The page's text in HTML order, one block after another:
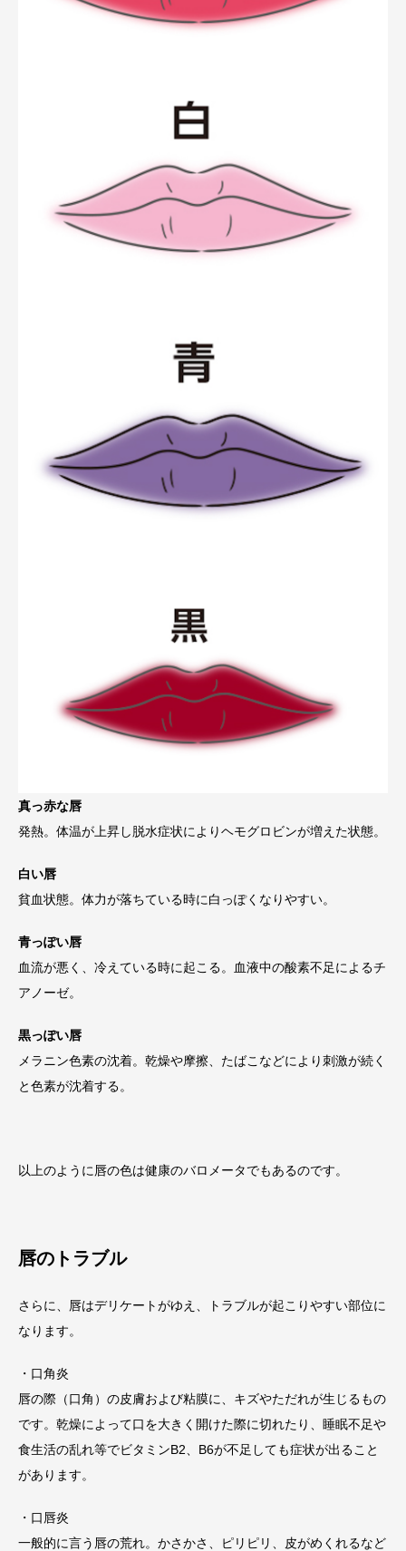
真っ赤な唇
発熱。体温が上昇し脱水症状によりヘモグロビンが増えた状態。
白い唇
貧血状態。体力が落ちている時に白っぽくなりやすい。
青っぽい唇
血流が悪く、冷えている時に起こる。血液中の酸素不足によるチ
アノーゼ。
黒っぽい唇
メラニン色素の沈着。乾燥や摩擦、たばこなどにより刺激が続く
と色素が沈着する。
以上のように唇の色は健康のバロメータでもあるのです。
唇のトラブル
さらに、唇はデリケートがゆえ、トラブルが起こりやすい部位に
なります。
・口角炎
唇の際（口角）の皮膚および粘膜に、キズやただれが生じるもの
です。乾燥によって口を大きく開けた際に切れたり、睡眠不足や
食生活の乱れ等でビタミンB2、B6が不足しても症状が出ること
があります。
・口唇炎
一般的に言う唇の荒れ。かさかさ、ピリピリ、皮がめくれるなど